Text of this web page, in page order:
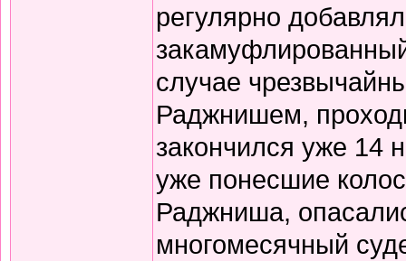
регулярно
случае
Раджнишем,
закончился уже 14
уже понесшие
Раджниша,
многомесячный